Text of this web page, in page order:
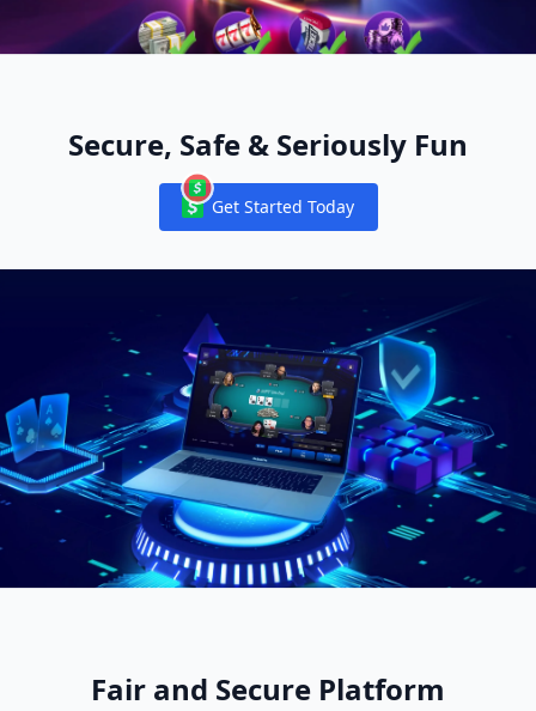
Secure, Safe & Seriously Fun
Notifications
Get Started Today
Fair and Secure Platform